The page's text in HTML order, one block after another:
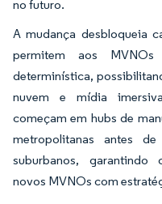
no futuro.
A mudança desbloqueia
permitem aos
determinística,
nuvem e mídia
começam em hubs de
metropolitanas antes
suburbanos, garantindo
novos MVNOs com